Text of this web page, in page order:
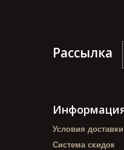
Рассылка
Условия доставки
Система скидок